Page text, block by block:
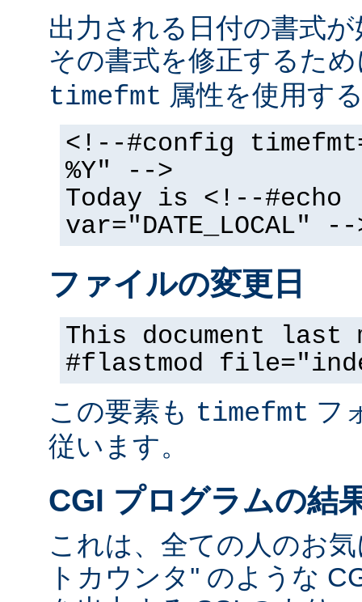
出力される日付の書式
その書式を修正するた
timefmt 属性を使用す
<!--#config
%Y" -->
Today is <!--#echo
var="DATE_LOCAL" --
ファイルの変更日
This document
#flastmod
この要素も timefmt フ
従います。
CGI プログラムの結
これは、全ての人のお
トカウンタ'' のような